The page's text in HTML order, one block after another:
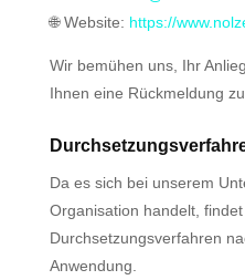
🌐 Website: https://
Wir bemühen uns, Ihr
Ihnen eine Rückmeldung zu
Da es sich bei unserem
Organisation handelt,
Durchsetzungsverfahren
Anwendung.